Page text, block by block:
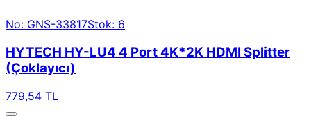
No: GNS-33817Stok: 6
HYTECH HY-LU4 4 Port 4K*2K HDMI Splitter
(Çoklayıcı)
779,54 TL